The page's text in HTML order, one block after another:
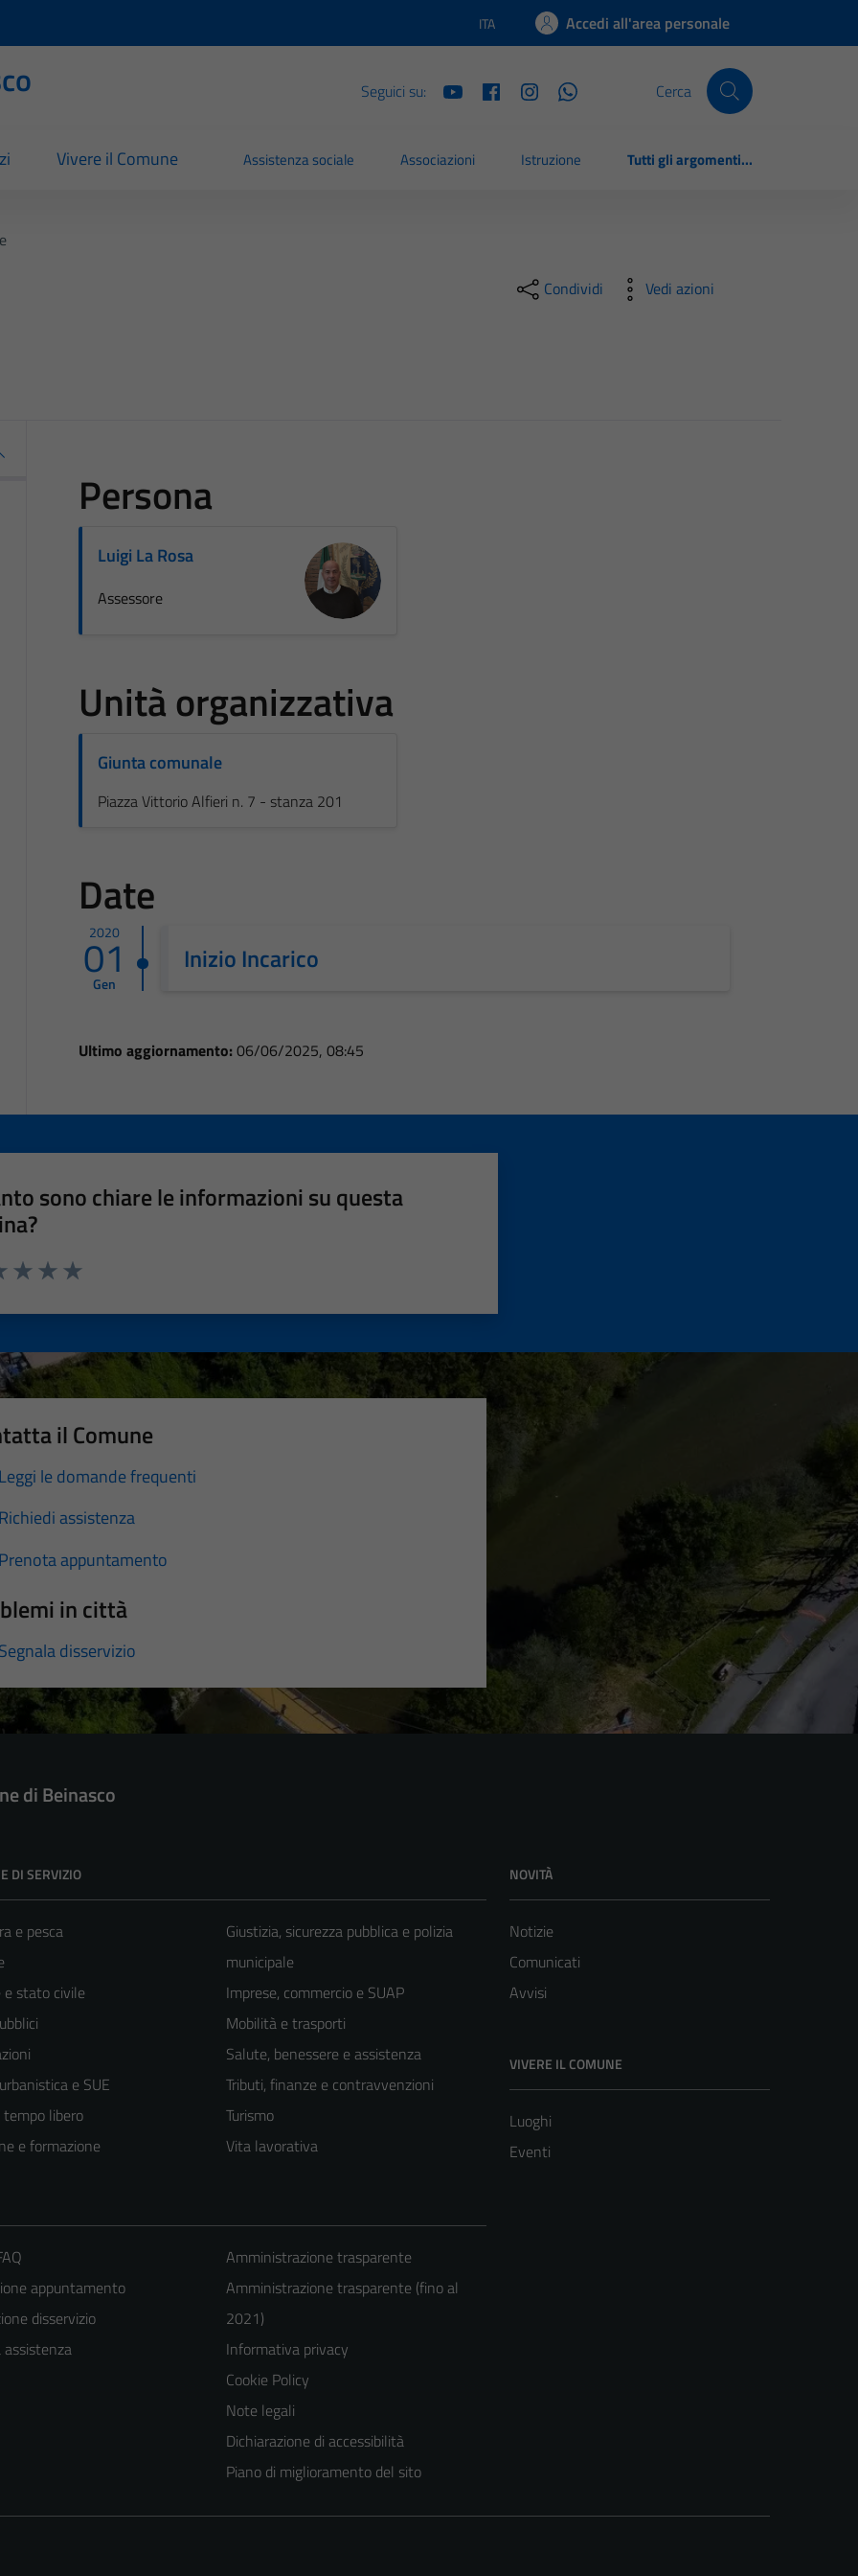
Lingua attiva:
ITA Accedi all'area personale
Seguici su: Cerca
Vivere il Comune Assistenza sociale Associazioni Istruzione Tutti gli argomenti...
Condividi Vedi azioni
Persona
Luigi La Rosa
Assessore
Unità organizzativa
Giunta comunale
Piazza Vittorio Alfieri n. 7 - stanza 201
Date
2020
01
Gen
Inizio Incarico
Ultimo aggiornamento: 06/06/2025, 08:45
sono chiare le informazioni su questa
il Comune
Leggi le domande frequenti
Richiedi assistenza
Prenota appuntamento
in città
Segnala disservizio
di Beinasco
DI SERVIZIO
e pesca
e stato civile
e SUE
libero
e formazione
Giustizia, sicurezza pubblica e polizia
municipale
Imprese, commercio e SUAP
Mobilità e trasporti
Salute, benessere e assistenza
Tributi, finanze e contravvenzioni
Turismo
Vita lavorativa
NOVITÀ
Notizie
Comunicati
Avvisi
VIVERE IL COMUNE
Luoghi
Eventi
appuntamento
disservizio
assistenza
Amministrazione trasparente
Amministrazione trasparente (fino al
2021)
Informativa privacy
Cookie Policy
Note legali
Dichiarazione di accessibilità
Piano di miglioramento del sito